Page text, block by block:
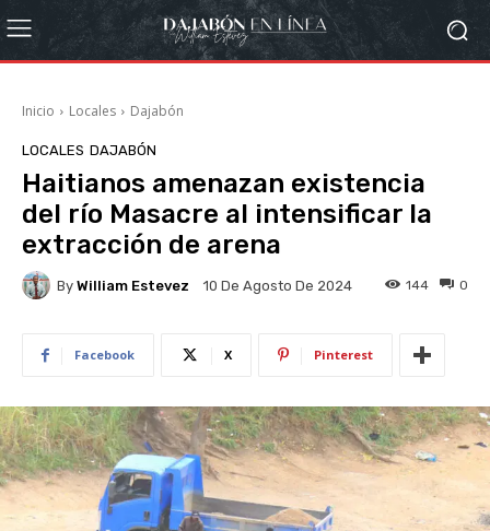
Inicio Locales Dajabón
LOCALES DAJABÓN
Haitianos amenazan existencia
del río Masacre al intensificar la
extracción de arena
By William Estevez 10 De Agosto De 2024 0
144
Facebook X Pinterest